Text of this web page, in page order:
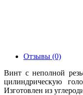
Отзывы (0)
Винт с неполной
цилиндрическую
Изготовлен из